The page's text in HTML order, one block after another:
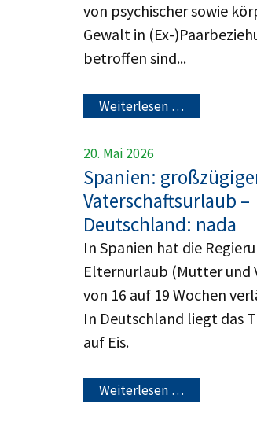
von psychischer sowie
Gewalt in (Ex-
betroffen sind...
Weiterlesen …
20. Mai 2026
Spanien:
Vaterschaftsurlaub –
Deutschland: nada
In Spanien hat die
Elternurlaub (Mutter und
von 16 auf 19 Wochen
In Deutschland liegt das
auf Eis.
Weiterlesen …